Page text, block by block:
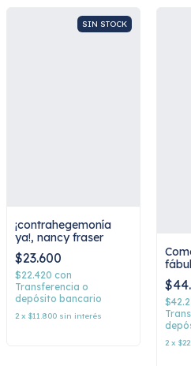
SIN STOCK
¡contrahegemonía
ya!, nancy fraser
$23.600
$22.420 con
Transferencia o
depósito bancario
2 x $11.800 sin interés
2 x